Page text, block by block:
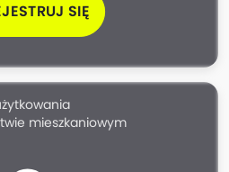
SIĘ
mieszkaniowym